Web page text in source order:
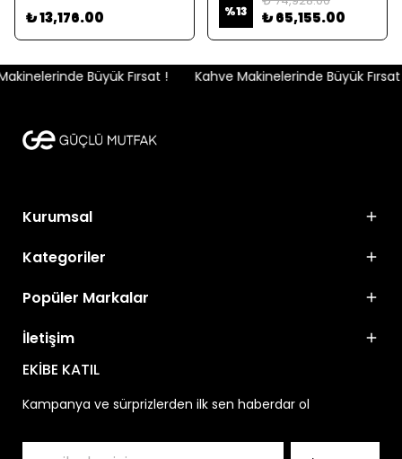
₺ 13,176.00 %13 ₺ 65,155.00
Büyük Fırsat ! Kahve Makinelerinde Büyük Fırsat !
Kurumsal
Kategoriler
Popüler Markalar
İletişim
EKİBE KATIL
Kampanya ve sürprizlerden ilk sen haberdar ol